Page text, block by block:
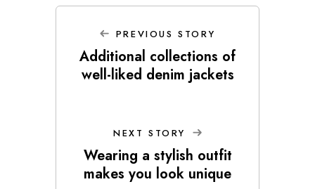
PREVIOUS STORY
Additional collections of
well-liked denim jackets
NEXT STORY
Wearing a stylish outfit
makes you look unique